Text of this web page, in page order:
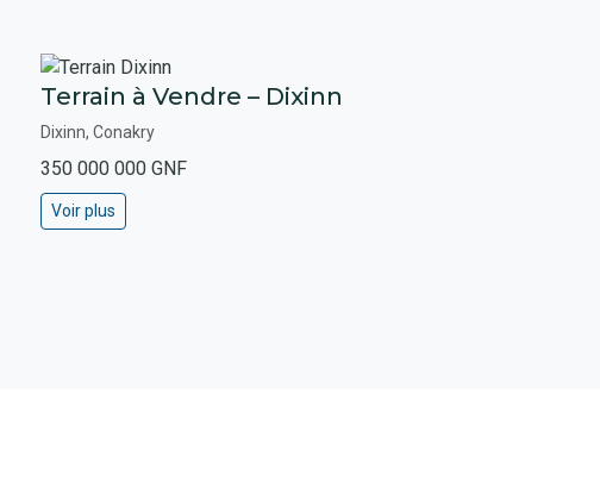
Terrain à Vendre – Dixinn
Dixinn, Conakry
350 000 000 GNF
Voir plus